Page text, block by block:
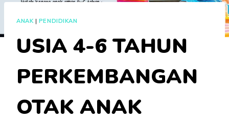
ANAK| PENDIDIKAN
USIA 4-6 TAHUN
PERKEMBANGAN
OTAK ANAK